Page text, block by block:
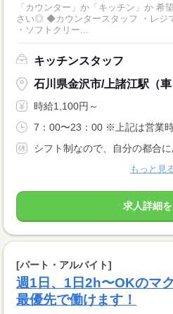
「カウンター」か「キッチン」か 希
さい◎ ◆カウンタースタッフ ・レジでの接客、注文 ・ドリンク作り
・ソフトクリー...
キッチンスタッフ
石川県金沢市/上諸江駅（車
時給1,100円～
7：00〜23：00 ※上記は営業時
シフト制なので、自分の都合に
もっと見
求人詳細
[パート・アルバイト]
週1日、1日2h〜OKのマ
最優先で働けます！